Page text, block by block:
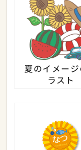
夏のイメージ
ラスト